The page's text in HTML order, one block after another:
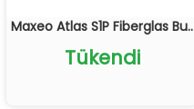
Maxeo Atlas S1P Fiberglas Bu..
Tükendi